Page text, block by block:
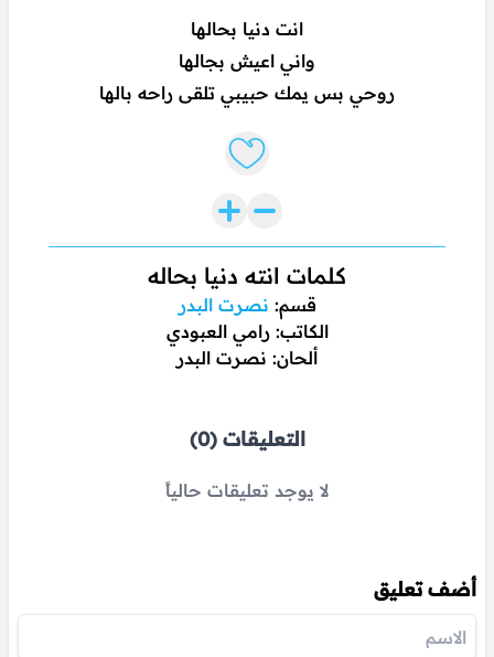
انت دنيا بحالها
واني اعيش بجالها
روحي بس يمك حبيبي تلقى راحه بالها
Like lyrics
كلمات انته دنيا بحاله
قسم: نصرت البدر
الكاتب: رامي العبودي
ألحان: نصرت البدر
التعليقات (0)
لا يوجد تعليقات حالياً
أضف تعليق